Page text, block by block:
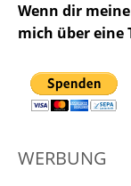
Wenn dir
mich über eine
WERBUNG